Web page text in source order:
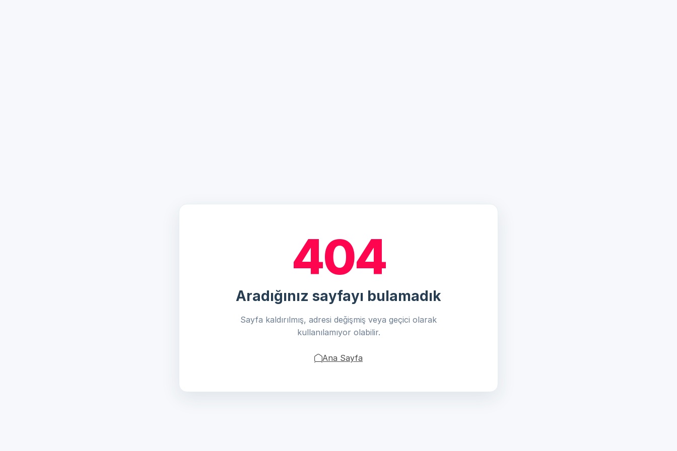
404
Aradığınız sayfayı bulamadık
Sayfa kaldırılmış, adresi değişmiş veya geçici olarak
kullanılamıyor olabilir.
Ana Sayfa